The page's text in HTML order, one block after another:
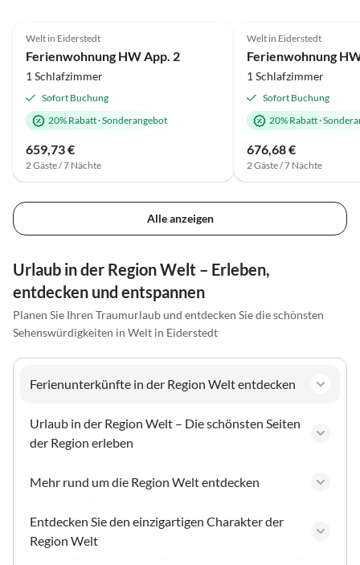
Welt in Eiderstedt
Ferienwohnung HW App. 2
1 Schlafzimmer
Sofort Buchung
20% Rabatt·Sonderangebot
659,73 €
2 Gäste / 7 Nächte
Welt in Eiderstedt
Ferienwohnung
1 Schlafzimmer
Sofort Buchung
20% Rabatt·
676,68 €
2 Gäste / 7 Nächte
Alle anzeigen
Urlaub in der Region Welt – Erleben,
entdecken und entspannen
Planen Sie Ihren Traumurlaub und entdecken Sie die schönsten
Sehenswürdigkeiten in Welt in Eiderstedt
Ferienunterkünfte in der Region Welt entdecken
Urlaub in der Region Welt – Die schönsten Seiten
der Region erleben
Mehr rund um die Region Welt entdecken
Entdecken Sie den einzigartigen Charakter der
Region Welt